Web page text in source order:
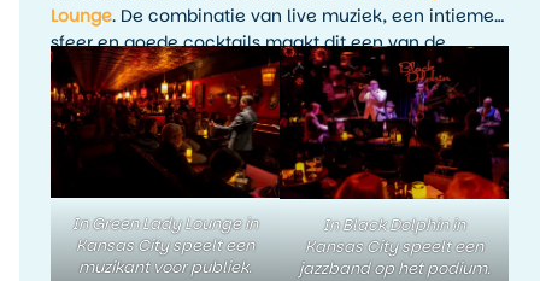
Lounge. De combinatie van live muziek, een intieme
sfeer en goede cocktails maakt dit een van de
leukste avondactiviteiten in Kansas City. Het is
precies zo’n ervaring die je reis persoonlijker maakt
dan alleen het afvinken van bezienswaardigheden.
In Green Lady Lounge in
Kansas City speelt een
muzikant voor publiek.
In Black Dolphin in
Kansas City speelt een
jazzband op het podium.